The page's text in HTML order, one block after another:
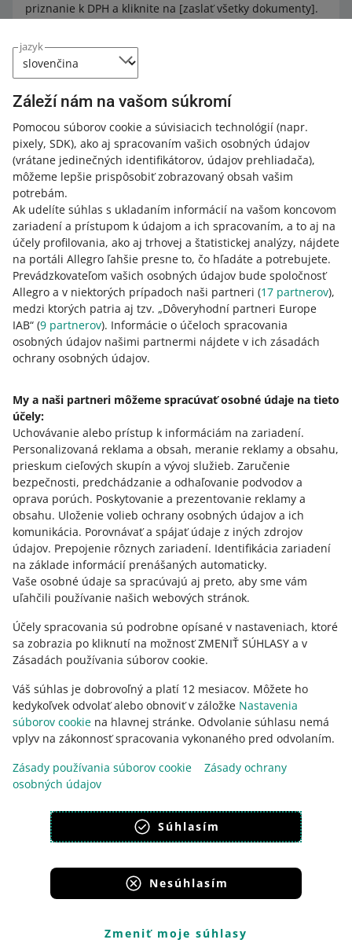
jazyk
Záleží nám na vašom súkromí
Pomocou súborov cookie a súvisiacich technológií (napr.
pixely, SDK), ako aj spracovaním vašich osobných údajov
(vrátane jedinečných identifikátorov, údajov prehliadača),
môžeme lepšie prispôsobiť zobrazovaný obsah vašim
potrebám.
Ak udelíte súhlas s ukladaním informácií na vašom koncovom
zariadení a prístupom k údajom a ich spracovaním, a to aj na
účely profilovania, ako aj trhovej a štatistickej analýzy, nájdete
na portáli Allegro ľahšie presne to, čo hľadáte a potrebujete.
Prevádzkovateľom vašich osobných údajov bude spoločnosť
Allegro a v niektorých prípadoch naši partneri (17 partnerov),
medzi ktorých patria aj tzv. „Dôveryhodní partneri Europe
IAB“ (9 partnerov). Informácie o účeloch spracovania
osobných údajov našimi partnermi nájdete v ich zásadách
ochrany osobných údajov.
My a naši partneri môžeme spracúvať osobné údaje na tieto
účely:
Uchovávanie alebo prístup k informáciám na zariadení.
Personalizovaná reklama a obsah, meranie reklamy a obsahu,
prieskum cieľových skupín a vývoj služieb. Zaručenie
bezpečnosti, predchádzanie a odhaľovanie podvodov a
oprava porúch. Poskytovanie a prezentovanie reklamy a
obsahu. Uloženie volieb ochrany osobných údajov a ich
komunikácia. Porovnávať a spájať údaje z iných zdrojov
údajov. Prepojenie rôznych zariadení. Identifikácia zariadení
na základe informácií prenášaných automaticky.
Vaše osobné údaje sa spracúvajú aj preto, aby sme vám
uľahčili používanie našich webových stránok.
Účely spracovania sú podrobne opísané v nastaveniach, ktoré
sa zobrazia po kliknutí na možnosť ZMENIŤ SÚHLASY a v
Zásadách používania súborov cookie.
Váš súhlas je dobrovoľný a platí 12 mesiacov. Môžete ho
kedykoľvek odvolať alebo obnoviť v záložke Nastavenia
súborov cookie na hlavnej stránke. Odvolanie súhlasu nemá
vplyv na zákonnosť spracovania vykonaného pred odvolaním.
Zásady používania súborov cookie
Zásady ochrany
osobných údajov
Súhlasím
Nesúhlasím
Zmeniť moje súhlasy
priznanie k DPH a kliknite na [zaslať všetky dokumenty].
Keď vaše podanie overíme alebo v prípade, že budeme
potrebovať ďalšie údaje alebo vyžadovať opravy, budeme
vás informovať.
3. Nastavte si podmienky predaja
Vaši zákazníci musia vedieť, ako funguje predaj vo vašom
obchode. Kliknutím na príslušné tlačidlo pridáte:
podmienky vrátenia tovaru– napríklad adresa na
vrátenie tovaru a informácie o tom, kto hradí náklady
na dopravu
reklamačné podmienky– napríklad lehota na podanie
reklamácie a adresa, na ktorú môžu zákazníci zaslať
produkty, na ktoré podávajú reklamáciu
nastavenia doručení– napríklad minimálna suma pre
doručenie zdarma, vaše vlastné cenníky alebo
odoslanie v ten istý deň.
Potrebujete pomoc?
Kontaktujte nás
Opýtajte sa komunity
Prejdite do Allegro Komunity
vzhľad: svetlý motív
Portály skupiny Allegro
Allegro.sk Allegro.hu Onedelivery.cz